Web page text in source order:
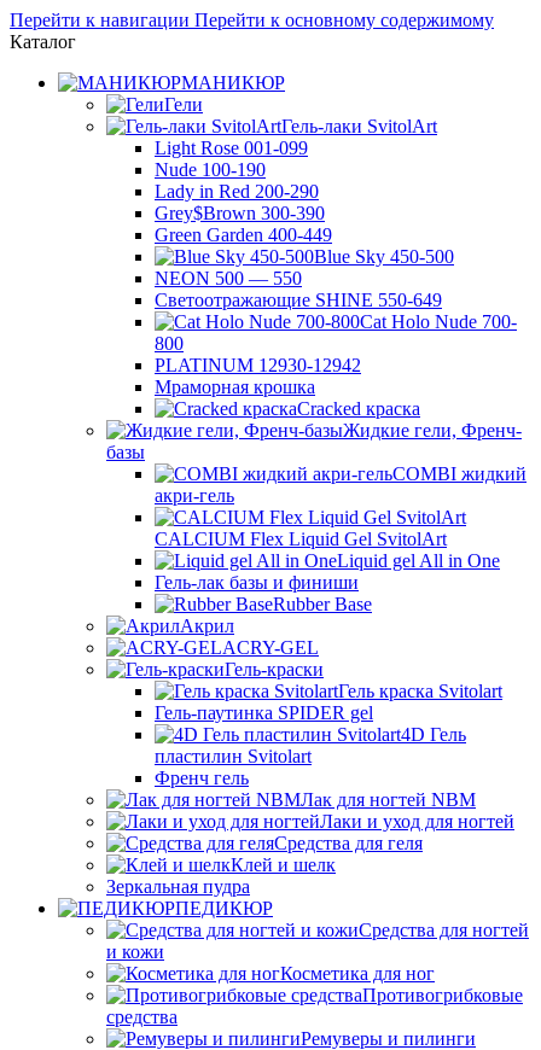
Перейти к навигации Перейти к основному содержимому
Каталог
МАНИКЮР
Гели
Гель-лаки SvitolArt
Light Rose 001-099
Nude 100-190
Lady in Red 200-290
Grey$Brown 300-390
Green Garden 400-449
Blue Sky 450-500
NEON 500 — 550
Светоотражающие SHINE 550-649
Cat Holo Nude 700-
800
PLATINUM 12930-12942
Мраморная крошка
Cracked краска
Жидкие гели, Френч-
базы
COMBI жидкий
акри-гель
CALCIUM Flex Liquid Gel SvitolArt
Liquid gel All in One
Гель-лак базы и финиши
Rubber Base
Акрил
ACRY-GEL
Гель-краски
Гель краска Svitolart
Гель-паутинка SPIDER gel
4D Гель
пластилин Svitolart
Френч гель
Лак для ногтей NBM
Лаки и уход для ногтей
Средства для геля
Клей и шелк
Зеркальная пудра
ПЕДИКЮР
Средства для ногтей
и кожи
Косметика для ног
Противогрибковые
средства
Ремуверы и пилинги